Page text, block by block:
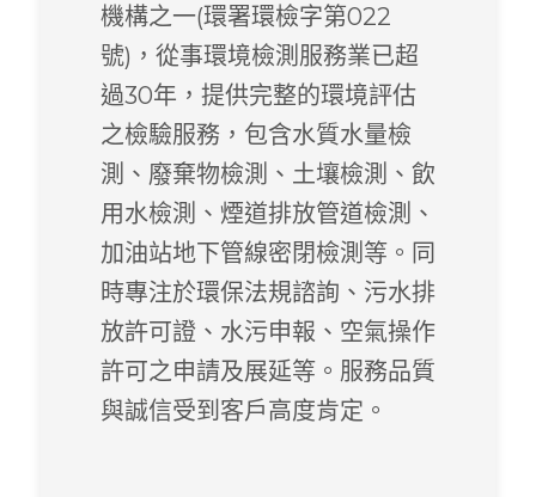
機構之一(環署環檢字第022
號)，從事環境檢測服務業已超
過30年，提供完整的環境評估
之檢驗服務，包含水質水量檢
測、廢棄物檢測、土壤檢測、飲
用水檢測、煙道排放管道檢測、
加油站地下管線密閉檢測等。同
時專注於環保法規諮詢、污水排
放許可證、水污申報、空氣操作
許可之申請及展延等。服務品質
與誠信受到客戶高度肯定。